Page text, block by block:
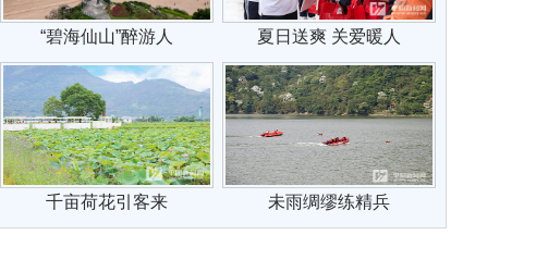
“碧海仙山”醉游人 夏日送爽 关爱暖人
千亩荷花引客来 未雨绸缪练精兵